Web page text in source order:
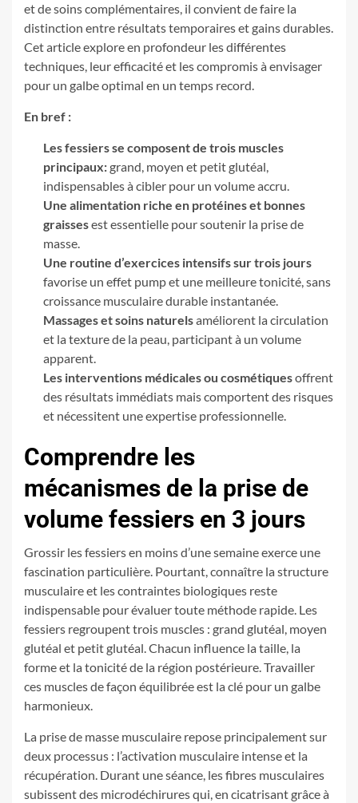
et de soins complémentaires, il convient de faire la
distinction entre résultats temporaires et gains durables.
Cet article explore en profondeur les différentes
techniques, leur efficacité et les compromis à envisager
pour un galbe optimal en un temps record.
En bref :
Les fessiers se composent de trois muscles
principaux:grand, moyen et petit glutéal,
indispensables à cibler pour un volume accru.
Une alimentation riche en protéines et bonnes
graissesest essentielle pour soutenir la prise de
masse.
Une routine d’exercices intensifs sur trois jours
favorise un effet pump et une meilleure tonicité, sans
croissance musculaire durable instantanée.
Massages et soins naturelsaméliorent la circulation
et la texture de la peau, participant à un volume
apparent.
Les interventions médicales ou cosmétiquesoffrent
des résultats immédiats mais comportent des risques
et nécessitent une expertise professionnelle.
Comprendre les
mécanismes de la prise de
volume fessiers en 3 jours
Grossir les fessiers en moins d’une semaine exerce une
fascination particulière. Pourtant, connaître la structure
musculaire et les contraintes biologiques reste
indispensable pour évaluer toute méthode rapide. Les
fessiers regroupent trois muscles : grand glutéal, moyen
glutéal et petit glutéal. Chacun influence la taille, la
forme et la tonicité de la région postérieure. Travailler
ces muscles de façon équilibrée est la clé pour un galbe
harmonieux.
La prise de masse musculaire repose principalement sur
deux processus : l’activation musculaire intense et la
récupération. Durant une séance, les fibres musculaires
subissent des microdéchirures qui, en cicatrisant grâce à